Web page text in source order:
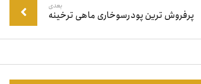
بعدی
پرفروش ترین پودرسوخاری ماهی ترخینه